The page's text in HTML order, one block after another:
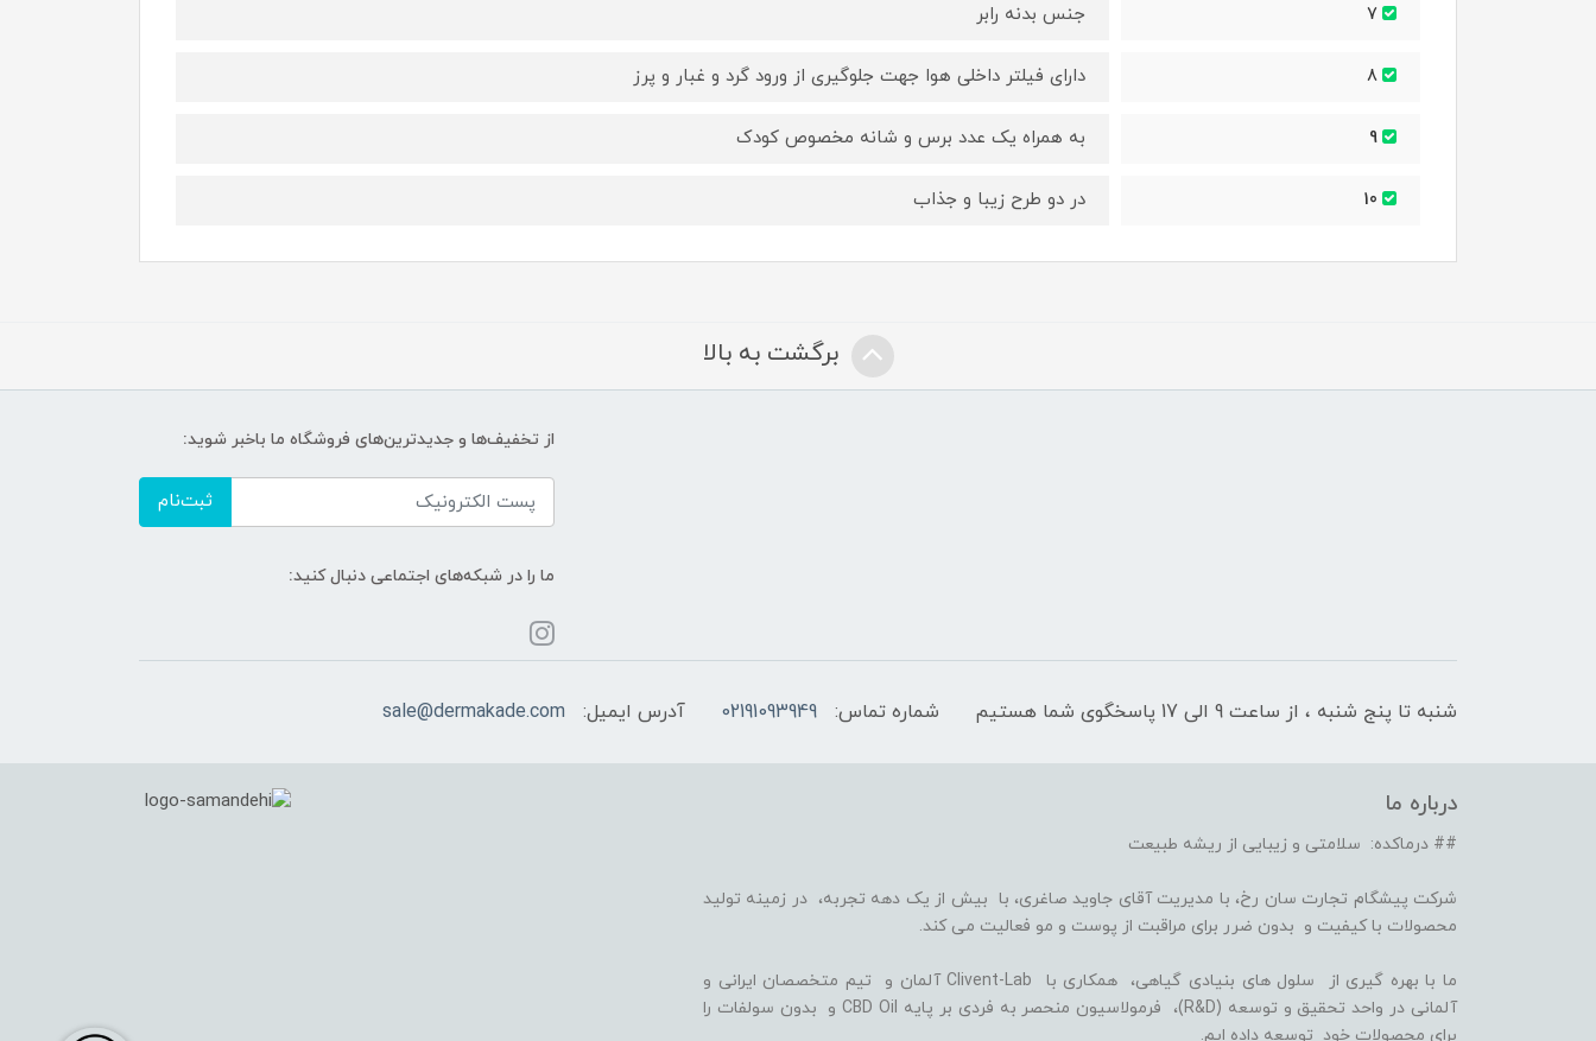
جنس بدنه رابر
دارای فیلتر داخلی هوا جهت جلوگیری از ورود گرد و غبار و پرز
به همراه یک عدد برس و شانه مخصوص کودک
در دو طرح زیبا و جذاب
برگشت به بالا
از تخفیف‌ها و جدیدترین‌های فروشگاه ما باخبر شوید:
ثبت‌نام
ما را در شبکه‌های اجتماعی دنبال کنید:
شنبه تا پنج شنبه ، از ساعت 9 الی 17 پاسخگوی شما هستیم شماره تماس: 02191093949 آدرس ایمیل: sale@dermakade.com
درباره ما
## درماکده: سلامتی و زیبایی از ریشه طبیعت
شرکت پیشگام تجارت سان رخ، با مدیریت آقای جاوید صاغری، با بیش از یک دهه تجربه، در زمینه تولید
محصولات با کیفیت و بدون ضرر برای مراقبت از پوست و مو فعالیت می کند.
ما با بهره گیری از سلول های بنیادی گیاهی، همکاری با Clivent-Lab آلمان و تیم متخصصان ایرانی و
آلمانی در واحد تحقیق و توسعه (R&D)، فرمولاسیون منحصر به فردی بر پایه CBD Oil و بدون سولفات را
برای محصولات خود توسعه داده ایم.